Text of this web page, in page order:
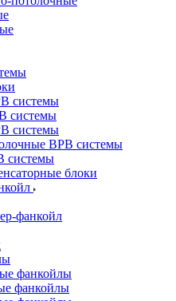
системы
системы
системы
ВРВ системы
системы
блоки
фанкойл
фанкойлы
фанкойлы